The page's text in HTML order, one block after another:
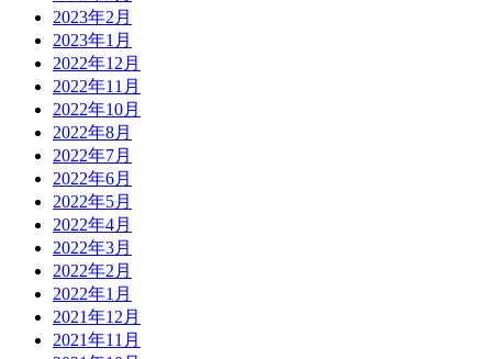
2023年2月
2023年1月
2022年12月
2022年11月
2022年10月
2022年8月
2022年7月
2022年6月
2022年5月
2022年4月
2022年3月
2022年2月
2022年1月
2021年12月
2021年11月